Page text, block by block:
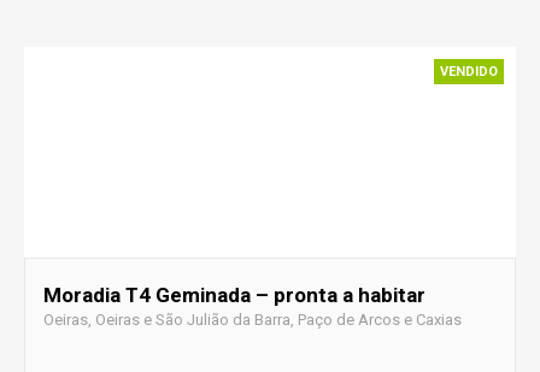
VENDIDO
Moradia T4 Geminada – pronta a habitar
Oeiras, Oeiras e São Julião da Barra, Paço de Arcos e Caxias